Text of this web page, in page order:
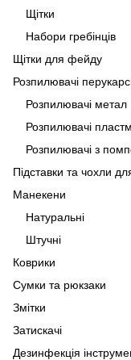
Щітки
Набори гребінців
Щітки для фейду
Розпилювачі
Розпилювачі метал
Розпилювачі
Розпилювачі з
Підставки та чохли
Манекени
Натуральні
Штучні
Коврики
Сумки та рюкзаки
Змітки
Затискачі
Дезинфекція